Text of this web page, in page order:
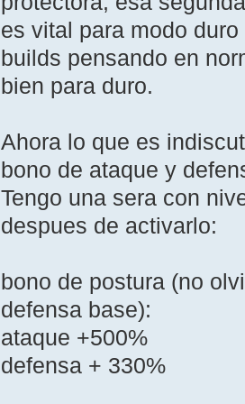
es vital para modo
builds pensando en
bien para duro.
Ahora lo que es
bono de ataque y
Tengo una sera con
despues de activarlo:
bono de postura (no
defensa base):
ataque +500%
defensa + 330%